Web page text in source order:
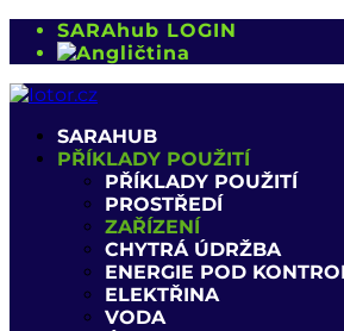
SARAhub LOGIN
SARAHUB
PŘÍKLADY POUŽITÍ
PŘÍKLADY POUŽITÍ
PROSTŘEDÍ
ZAŘÍZENÍ
CHYTRÁ ÚDRŽBA
ENERGIE POD
ELEKTŘINA
VODA